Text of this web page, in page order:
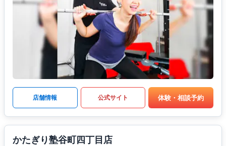
店舗情報 公式サイト 体験・相談予約
かたぎり塾谷町四丁目店